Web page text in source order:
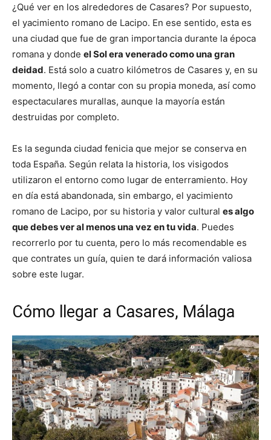
¿Qué ver en los alrededores de Casares? Por supuesto,
el yacimiento romano de Lacipo. En ese sentido, esta es
una ciudad que fue de gran importancia durante la época
romana y donde el Sol era venerado como una gran
deidad. Está solo a cuatro kilómetros de Casares y, en su
momento, llegó a contar con su propia moneda, así como
espectaculares murallas, aunque la mayoría están
destruidas por completo.
Es la segunda ciudad fenicia que mejor se conserva en
toda España. Según relata la historia, los visigodos
utilizaron el entorno como lugar de enterramiento. Hoy
en día está abandonada, sin embargo, el yacimiento
romano de Lacipo, por su historia y valor cultural es algo
que debes ver al menos una vez en tu vida. Puedes
recorrerlo por tu cuenta, pero lo más recomendable es
que contrates un guía, quien te dará información valiosa
sobre este lugar.
Cómo llegar a Casares, Málaga